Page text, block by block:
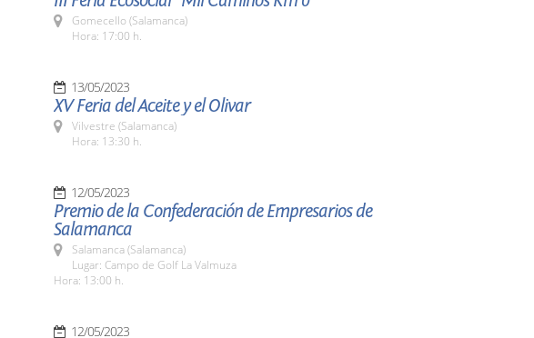
Gomecello (Salamanca)
Hora: 17:00 h.
13/05/2023
XV Feria del Aceite y el Olivar
Vilvestre (Salamanca)
Hora: 13:30 h.
12/05/2023
Premio de la Confederación de Empresarios de
Salamanca
Salamanca (Salamanca)
Lugar: Campo de Golf La Valmuza
Hora: 13:00 h.
12/05/2023